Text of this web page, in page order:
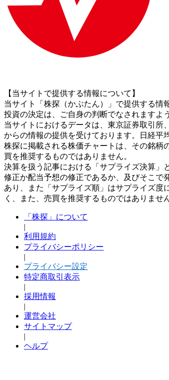
【当サイトで提供する情報について】
当サイト「株探（かぶたん）」で提供する情
投資の決定は、ご自身の判断でなされますよ
当サイトにおけるデータは、東京証券取引所
からの情報の提供を受けております。日経平
株探に掲載される株価チャートは、その銘柄
買を推奨するものではありません。
決算を扱う記事における「サプライズ決算」
修正か配当予想の修正であるか、及びそこで
あり、また「サプライズ順」はサプライズ度
く、また、売買を推奨するものではありません
「株探」について
|
利用規約
プライバシーポリシー
|
プライバシー設定
特定商取引表示
|
採用情報
|
運営会社
サイトマップ
|
ヘルプ